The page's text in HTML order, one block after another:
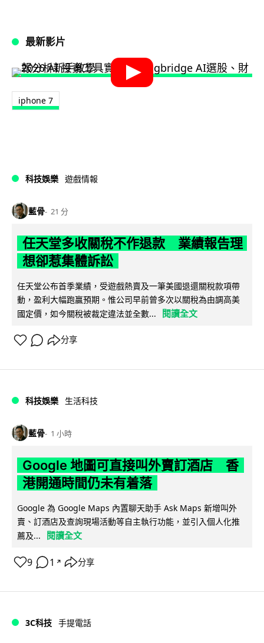
最新影片
iphone 7
科技娛樂 遊戲情報
藍骨 21 分
任天堂多收關稅不作退款 業績報告理
想卻惹集體訴訟
任天堂公布首季業績，受遊戲熱賣及一筆美國退還關稅款項帶
動，盈利大幅跑贏預期。惟公司早前曾多次以關稅為由調高美
國定價，如今關稅被裁定違法並全數...
閱讀全文
分享
科技娛樂 生活科技
藍骨 1 小時
Google 地圖可直接叫外賣訂酒店 香
港開通時間仍未有着落
Google 為 Google Maps 內置聊天助手 Ask Maps 新增叫外
賣、訂酒店及查詢現場活動等自主執行功能，並引入個人化推
薦及...
閱讀全文
9 1 ↗ 分享
3C科技 手提電話